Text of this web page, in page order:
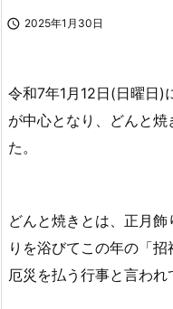
 2025年1月30日
令和7年1月12日(日曜日)
が中心となり、どんと焼
どんと焼きとは、正月
りを浴びてこの年の「招
厄災を払う行事